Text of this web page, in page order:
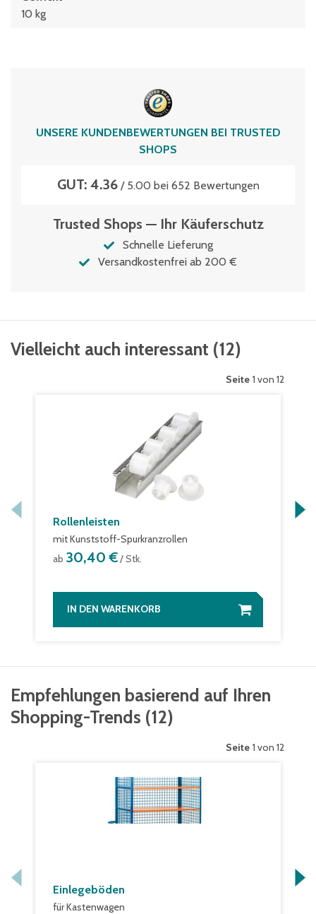
10 kg
UNSERE KUNDENBEWERTUNGEN BEI TRUSTED
SHOPS
GUT: 4.36/ 5.00 bei 652 Bewertungen
Trusted Shops — Ihr Käuferschutz
Schnelle Lieferung
Versandkostenfrei ab 200 €
Vielleicht auch interessant (12)
Seite 1 von 12
Rollenleisten
mit Kunststoff-Spurkranzrollen
ab 30,40 €/ Stk.
IN DEN WARENKORB
Empfehlungen basierend auf Ihren
Shopping-Trends (12)
Seite 1 von 12
Einlegeböden
für Kastenwagen